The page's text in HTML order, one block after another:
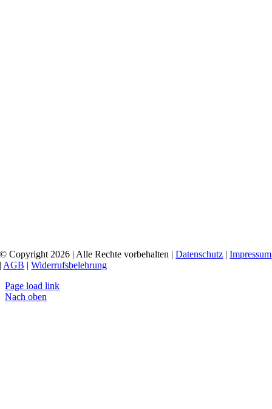
© Copyright 2026 | Alle Rechte vorbehalten |Datenschutz |Impressum
| AGB |Widerrufsbelehrung
Page load link
Nach oben